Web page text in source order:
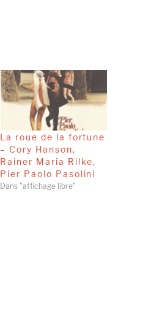
La roue de la fortune
– Cory Hanson,
Rainer Maria Rilke,
Pier Paolo Pasolini
Dans "affichage libre"